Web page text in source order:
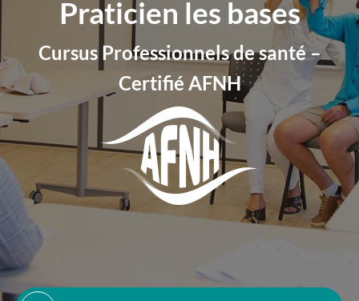
Praticien les bases
Cursus Professionnels de santé –
Certifié AFNH